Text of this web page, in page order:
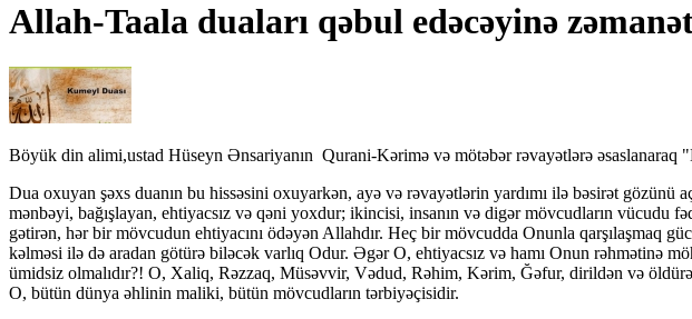
Allah-Taala duaları qəbul edəcəyinə
Böyük din alimi,ustad Hüseyn Ənsariyanın Qurani-Kərimə və mötəbər rəvayətlərə əsaslanaraq
Dua oxuyan şəxs duanın bu hissəsini oxuyarkən, ayə və rəvayətlərin yardımı ilə bəsirət
mənbəyi, bağışlayan, ehtiyacsız və qəni yoxdur; ikincisi, insanın və digər mövcudların vücudu
gətirən, hər bir mövcudun ehtiyacını ödəyən Allahdır. Heç bir mövcudda Onunla qarşılaşmaq
kəlməsi ilə də aradan götürə biləcək varlıq Odur. Əgər O, ehtiyacsız və hamı Onun rəhmətinə
ümidsiz olmalıdır?! O, Xaliq, Rəzzaq, Müsəvvir, Vədud, Rəhim, Kərim, Ğəfur, dirildən və
O, bütün dünya əhlinin maliki, bütün mövcudların tərbiyəçisidir.